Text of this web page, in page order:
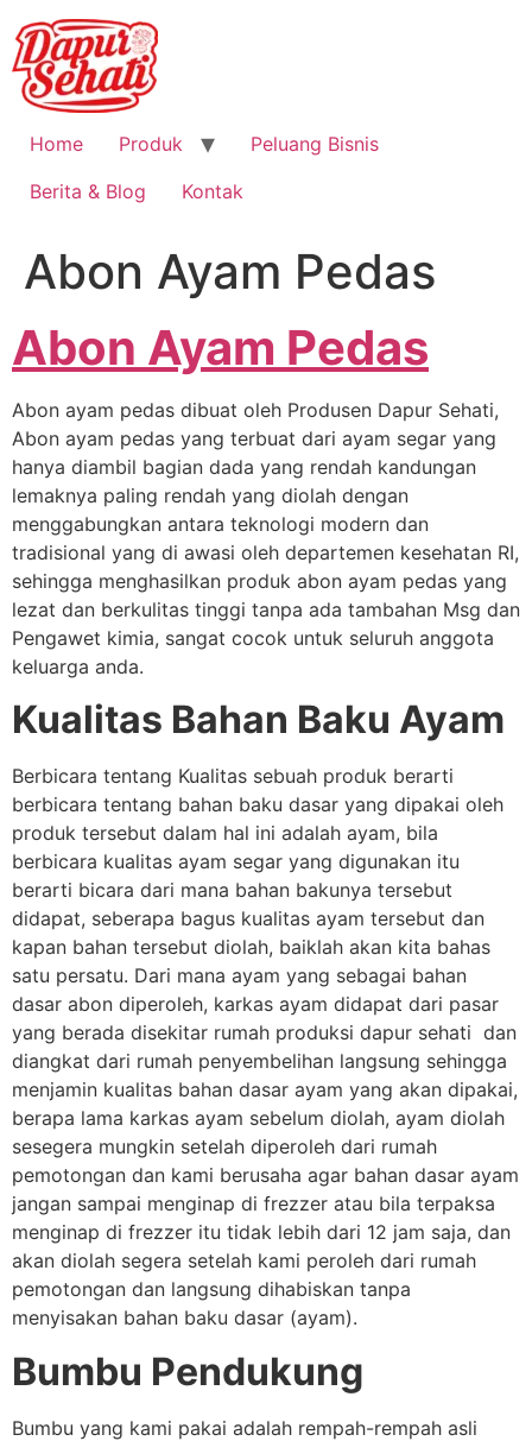
Home Produk
Peluang Bisnis
Berita & Blog
Kontak
Abon Ayam Pedas
Abon Ayam Pedas
Abon ayam pedas dibuat oleh Produsen Dapur Sehati,
Abon ayam pedas yang terbuat dari ayam segar yang
hanya diambil bagian dada yang rendah kandungan
lemaknya paling rendah yang diolah dengan
menggabungkan antara teknologi modern dan
tradisional yang di awasi oleh departemen kesehatan RI,
sehingga menghasilkan produk abon ayam pedas yang
lezat dan berkulitas tinggi tanpa ada tambahan Msg dan
Pengawet kimia, sangat cocok untuk seluruh anggota
keluarga anda.
Kualitas Bahan Baku Ayam
Berbicara tentang Kualitas sebuah produk berarti
berbicara tentang bahan baku dasar yang dipakai oleh
produk tersebut dalam hal ini adalah ayam, bila
berbicara kualitas ayam segar yang digunakan itu
berarti bicara dari mana bahan bakunya tersebut
didapat, seberapa bagus kualitas ayam tersebut dan
kapan bahan tersebut diolah, baiklah akan kita bahas
satu persatu. Dari mana ayam yang sebagai bahan
dasar abon diperoleh, karkas ayam didapat dari pasar
yang berada disekitar rumah produksi dapur sehati dan
diangkat dari rumah penyembelihan langsung sehingga
menjamin kualitas bahan dasar ayam yang akan dipakai,
berapa lama karkas ayam sebelum diolah, ayam diolah
sesegera mungkin setelah diperoleh dari rumah
pemotongan dan kami berusaha agar bahan dasar ayam
jangan sampai menginap di frezzer atau bila terpaksa
menginap di frezzer itu tidak lebih dari 12 jam saja, dan
akan diolah segera setelah kami peroleh dari rumah
pemotongan dan langsung dihabiskan tanpa
menyisakan bahan baku dasar (ayam).
Bumbu Pendukung
Bumbu yang kami pakai adalah rempah-rempah asli